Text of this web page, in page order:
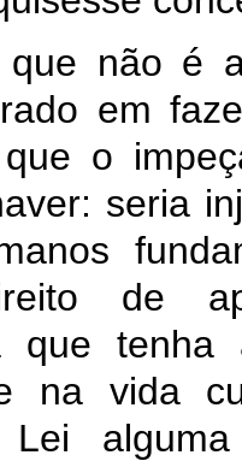
que não é
em
o
seria
de
que tenha
na vida
Lei